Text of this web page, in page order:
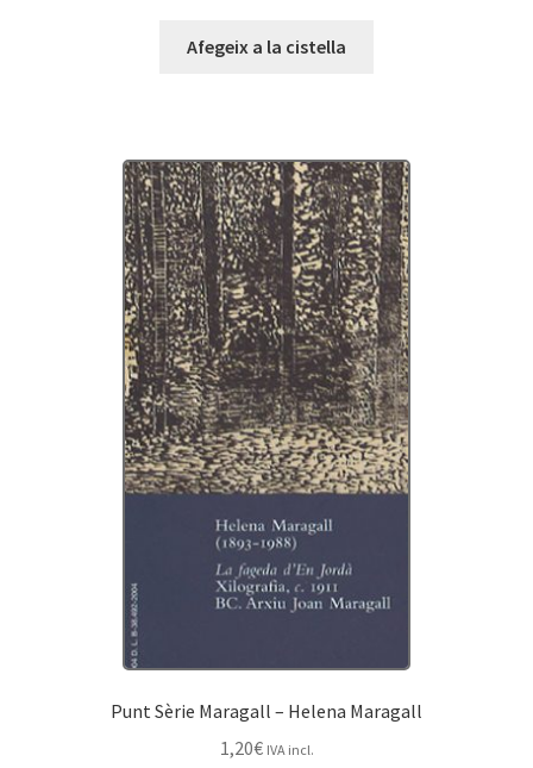
Afegeix a la cistella
Punt Sèrie Maragall – Helena Maragall
1,20€ IVA incl.